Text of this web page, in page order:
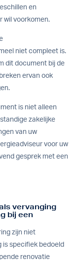
en
wil voorkomen.
niet compleet is.
dit document bij de
ervan ook
is niet alleen
zakelijke
van uw
voor uw
gesprek met een
vervanging
bij een
zijn niet
is specifiek bedoeld
renovatie